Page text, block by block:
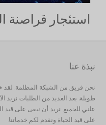
استئجار قراصنة
نبذة عنا
نحن فريق من الشبكة المظلمة. لقد
طويلة. بعد العديد من الطلبات نريد
علني للجميع. نريد أن نبقى على قيد
على قيد الحياة ونقدم لكم خدماتنا.
简体中文
香港中文